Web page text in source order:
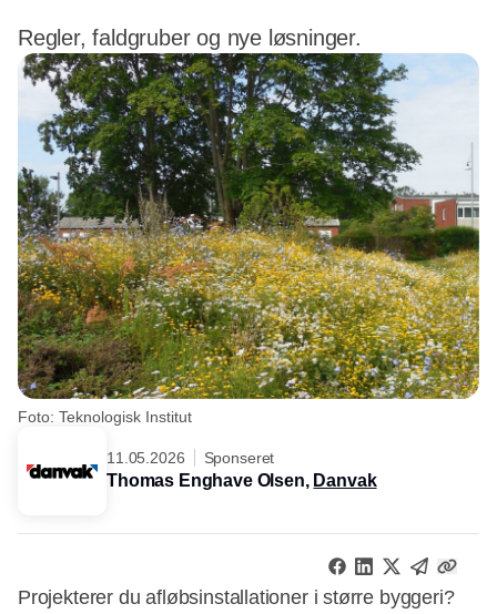
Regler, faldgruber og nye løsninger.
Foto: Teknologisk Institut
11.05.2026 Sponseret
Thomas Enghave Olsen, Danvak
Projekterer du afløbsinstallationer i større byggeri?